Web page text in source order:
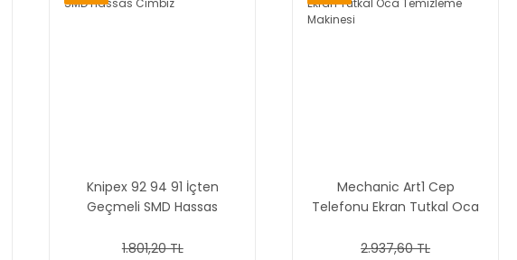
Knipex 92 94 91 İçten
Geçmeli SMD Hassas
1.801,20 TL
Mechanic Art1 Cep
Telefonu Ekran Tutkal Oca
2.937,60 TL